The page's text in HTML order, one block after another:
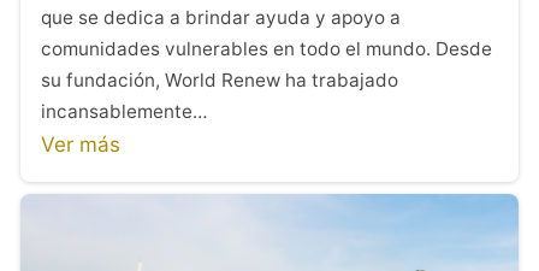
que se dedica a brindar ayuda y apoyo a
comunidades vulnerables en todo el mundo. Desde
su fundación, World Renew ha trabajado
incansablemente…
Ver más